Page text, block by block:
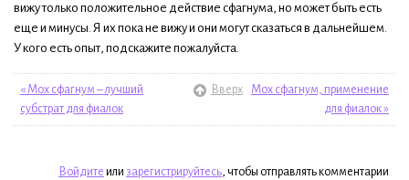
вижу только положительное действие сфагнума, но может быть есть
еще и минусы. Я их пока не вижу и они могут сказаться в дальнейшем.
У кого есть опыт, подскажите пожалуйста.
« Мох сфагнум – лучший
субстрат для фиалок
Вверх
Мох сфагнум, применение
для фиалок »
Войдите или зарегистрируйтесь, чтобы отправлять комментарии